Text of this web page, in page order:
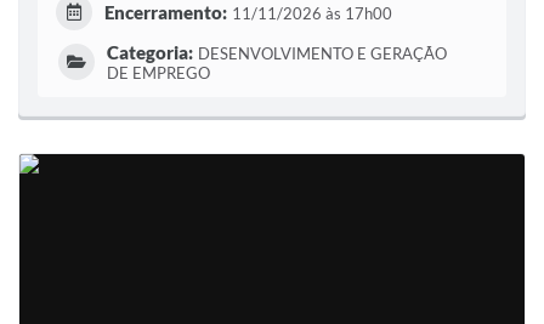
Encerramento: 11/11/2026 às 17h00
Categoria: DESENVOLVIMENTO E GERAÇÃO
DE EMPREGO